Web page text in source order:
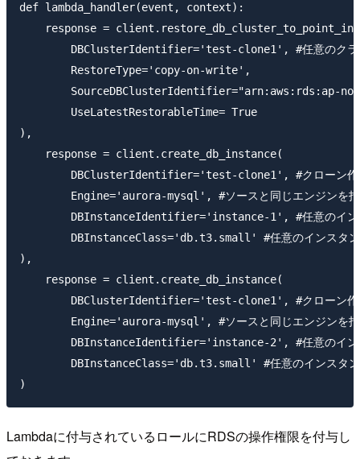
def lambda_handler(event, context):
response =
DBClusterIdentifier='test-clone1', #任意のクラ
        RestoreType='copy-on-write',
SourceDBClusterIdentifier="arn:aws:rds:ap-
        UseLatestRestorableTime= True
),
    response = client.create_db_instance(
DBClusterIdentifier='test-clone1', #クローン作
Engine='aurora-mysql', #ソースと同じエンジンを
DBInstanceIdentifier='instance-1', #任意のイン
DBInstanceClass='db.t3.small' #任意のインスタン
),
    response = client.create_db_instance(
DBClusterIdentifier='test-clone1', #クローン作
Engine='aurora-mysql', #ソースと同じエンジンを
DBInstanceIdentifier='instance-2', #任意のイン
DBInstanceClass='db.t3.small' #任意のインスタン
Lambdaに付与されているロールにRDSの操作権限を付与し